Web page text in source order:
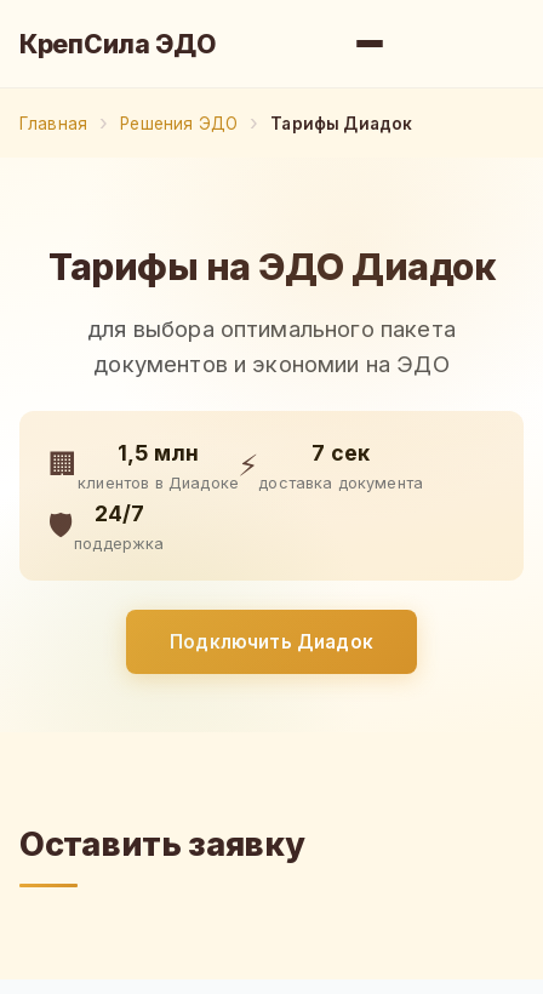
КрепСила ЭДО
Главная Решения ЭДО Тарифы Диадок
Тарифы на ЭДО Диадок
для выбора оптимального пакета
документов и экономии на ЭДО
🏢 1,5 млн
клиентов в Диадоке
⚡ 7 сек
доставка документа
🛡️ 24/7
поддержка
Подключить Диадок
Оставить заявку